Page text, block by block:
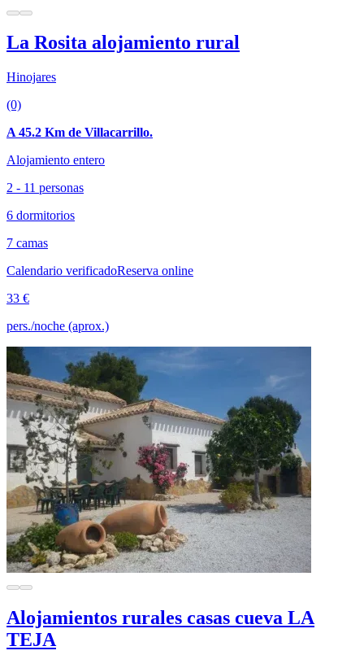
La Rosita alojamiento rural
Hinojares
(0)
A 45.2 Km de Villacarrillo.
Alojamiento entero
2 - 11 personas
6 dormitorios
7 camas
Calendario verificadoReserva online
33 €
pers./noche (aprox.)
Alojamientos rurales casas cueva LA
TEJA